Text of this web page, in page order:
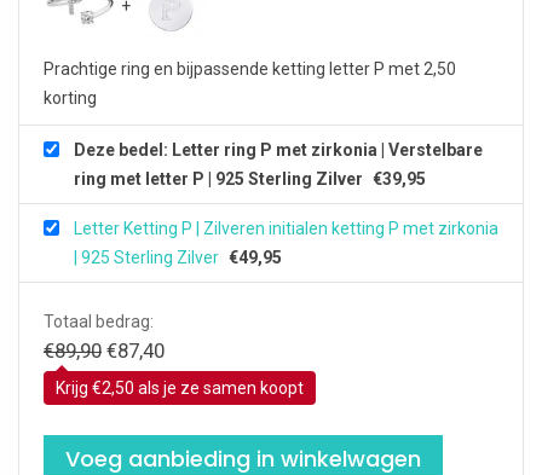
Sterling
Zilver
aantal
Prachtige ring en bijpassende ketting letter P met 2,50
korting
Deze bedel: Letter ring P met zirkonia | Verstelbare
ring met letter P | 925 Sterling Zilver €39,95
Letter Ketting P | Zilveren initialen ketting P met zirkonia
| 925 Sterling Zilver €49,95
Totaal bedrag:
€89,90 Oorspronkelijke
prijs
was:
€89,90.
€87,40Huidige
prijs
is:
€87,40.
Krijg €2,50 als je ze samen koopt
Voeg aanbieding in winkelwagen